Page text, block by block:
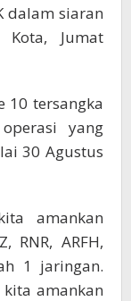
dalam siaran
Jumat
10 tersangka
yang
30 Agustus
amankan
RNR, ARFH,
1 jaringan.
amankan